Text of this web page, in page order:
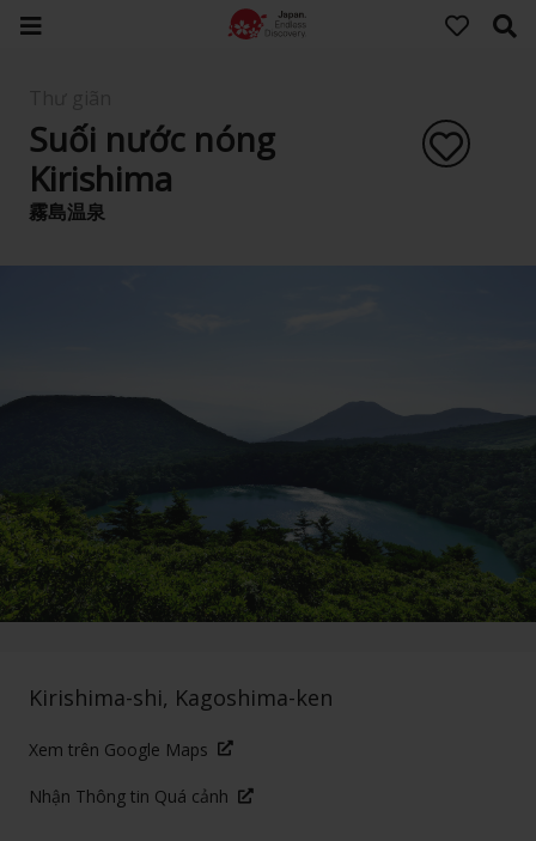
Suối nước nóng
Kirishima
霧島温泉
Kirishima-shi, Kagoshima-ken
Xem trên Google Maps
Nhận Thông tin Quá cảnh